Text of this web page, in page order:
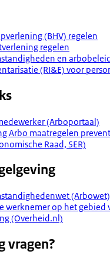
(BHV) regelen
regelen
en
(RI&E) voor
(Arboportaal)
Arbo maatregelen
Raad, SER)
werknemer op het gebied
(Overheid.nl)
vragen?